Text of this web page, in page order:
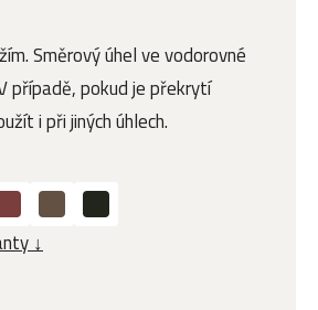
Směrový úhel ve vodorovné
případě, pokud je překrytí
i při jiných úhlech.
↓